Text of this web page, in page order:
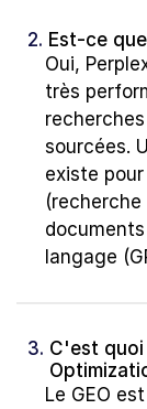
2. Est-ce
Oui,
très
sourcées.
existe
langage
3. C'est quoi
Le GEO